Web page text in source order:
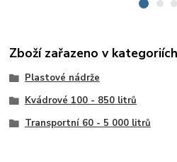
Zboží zařazeno v kategoriích
Plastové nádrže
Kvádrové 100 - 850 litrů
Transportní 60 - 5 000 litrů